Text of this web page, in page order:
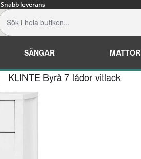
Snabb leverans
SÄNGAR MATTOR
KLINTE Byrå 7 lådor vitlack